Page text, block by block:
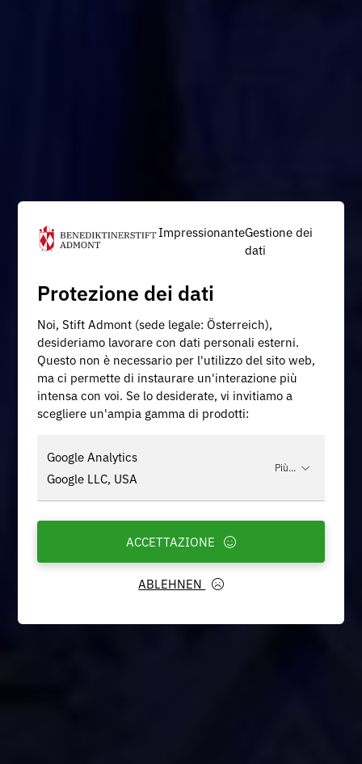
ImpressionanteGestione dei
dati
Protezione dei dati
Noi, Stift Admont (sede legale: Österreich),
desideriamo lavorare con dati personali esterni.
Questo non è necessario per l'utilizzo del sito web,
ma ci permette di instaurare un'interazione più
intensa con voi. Se lo desiderate, vi invitiamo a
scegliere un'ampia gamma di prodotti:
Google Analytics
Google LLC, USA
Più...
ABLEHNEN
ACCETTAZIONE